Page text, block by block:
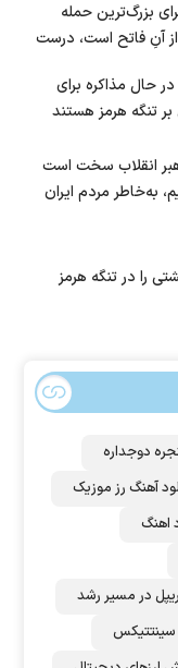
بزرگ‌ترین حمله
از آنِ فاتح است، درست
در حال مذاکره برای
تنگه هرمز هستند
انقلاب سخت است
به‌خاطر مردم ایران
مسیر ۴۸ کشتی را در تنگه هرمز
دوجداره
آهنگ رز‌ موزیک
اهنگ
ریپل در مسیر رشد
سینتتیکس